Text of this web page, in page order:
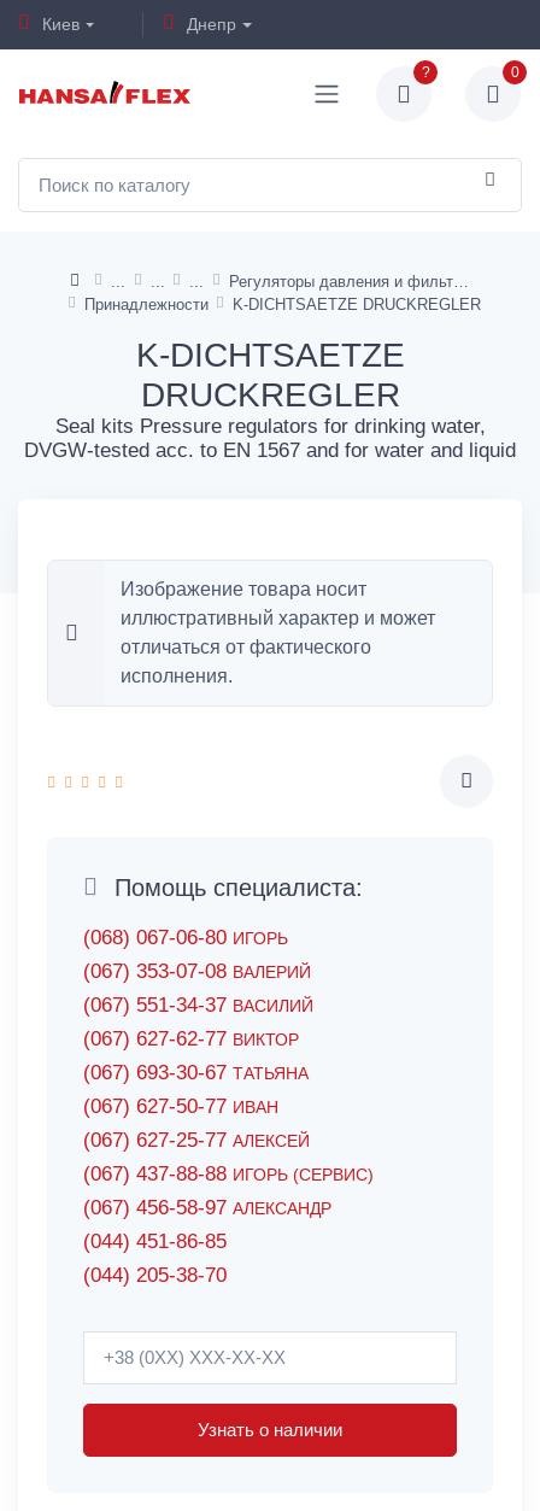
Киев Днепр
? 0
Регуляторы давления и фильтры для воды (санитарные)
Принадлежности
K-DICHTSAETZE DRUCKREGLER
K-DICHTSAETZE
DRUCKREGLER
Seal kits Pressure regulators for drinking water,
DVGW-tested acc. to EN 1567 and for water and liquid
Изображение товара носит
иллюстративный характер и может
отличаться от фактического
исполнения.
Помощь специалиста:
(068) 067-06-80 ИГОРЬ
(067) 353-07-08 ВАЛЕРИЙ
(067) 551-34-37 ВАСИЛИЙ
(067) 627-62-77 ВИКТОР
(067) 693-30-67 ТАТЬЯНА
(067) 627-50-77 ИВАН
(067) 627-25-77 АЛЕКСЕЙ
(067) 437-88-88 ИГОРЬ (СЕРВИС)
(067) 456-58-97 АЛЕКСАНДР
(044) 451-86-85
(044) 205-38-70
Узнать о наличии